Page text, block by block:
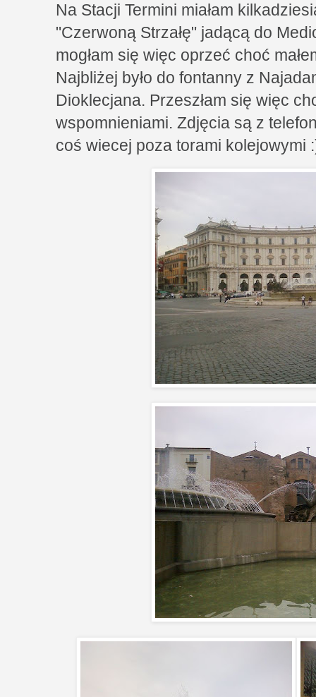
Na Stacji Termini miałam
"Czerwoną Strzałę" jadącą do
mogłam się więc oprzeć choć
Najbliżej było do fontanny z
Dioklecjana. Przeszłam się więc
wspomnieniami. Zdjęcia są z
coś wiecej poza torami kolejowymi